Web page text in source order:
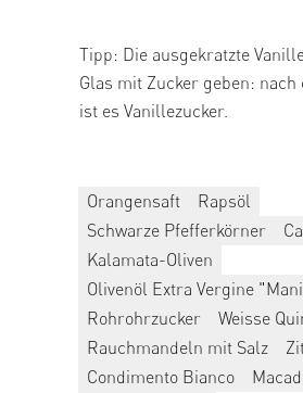
Tipp: Die ausgekratzte
Glas mit Zucker geben: nach
ist es Vanillezucker.
Orangensaft
Rapsöl
Schwarze Pfefferkörner
Kalamata-Oliven
Olivenöl Extra Vergine
Rohrohrzucker
Weisse
Rauchmandeln mit Salz
Condimento Bianco